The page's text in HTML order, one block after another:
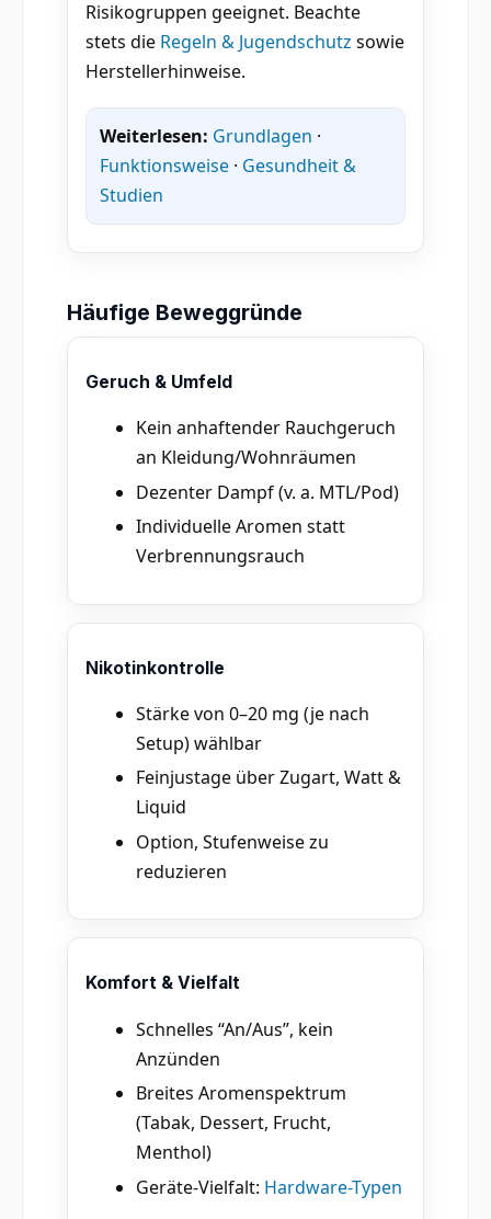
Risikogruppen geeignet. Beachte
stets die Regeln & Jugendschutz sowie
Herstellerhinweise.
Weiterlesen: Grundlagen ·
Funktionsweise · Gesundheit &
Studien
Häufige Beweggründe
Geruch & Umfeld
Kein anhaftender Rauchgeruch
an Kleidung/Wohnräumen
Dezenter Dampf (v. a. MTL/Pod)
Individuelle Aromen statt
Verbrennungsrauch
Nikotinkontrolle
Stärke von 0–20 mg (je nach
Setup) wählbar
Feinjustage über Zugart, Watt &
Liquid
Option, Stufenweise zu
reduzieren
Komfort & Vielfalt
Schnelles “An/Aus”, kein
Anzünden
Breites Aromenspektrum
(Tabak, Dessert, Frucht,
Menthol)
Geräte-Vielfalt: Hardware-Typen